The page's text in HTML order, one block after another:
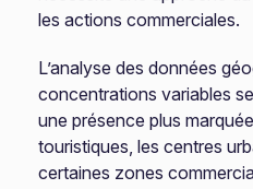
les actions commerciales.
L’analyse des données
concentrations variables
une présence plus
touristiques, les centres
certaines zones